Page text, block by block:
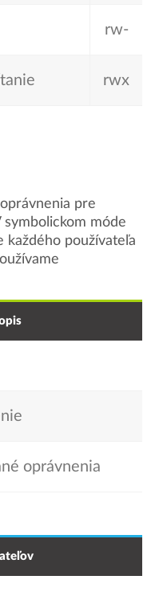
rw-
rwx
pre
móde
každého používateľa
oprávnenia